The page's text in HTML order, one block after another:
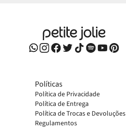
Políticas
Política de Privacidade
Política de Entrega
Política de Trocas e Devoluções
Regulamentos